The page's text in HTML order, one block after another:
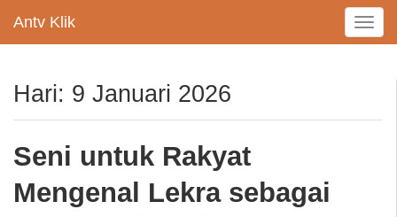
Antv Klik
T
o
e
Hari: 9 Januari 2026
Seni untuk Rakyat
Mengenal Lekra sebagai